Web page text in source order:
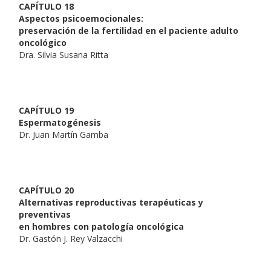
CAPÍTULO 18
Aspectos psicoemocionales:
preservación de la fertilidad en el paciente adulto
oncológico
Dra. Silvia Susana Ritta
CAPÍTULO 19
Espermatogénesis
Dr. Juan Martín Gamba
CAPÍTULO 20
Alternativas reproductivas terapéuticas y
preventivas
en hombres con patología oncológica
Dr. Gastón J. Rey Valzacchi